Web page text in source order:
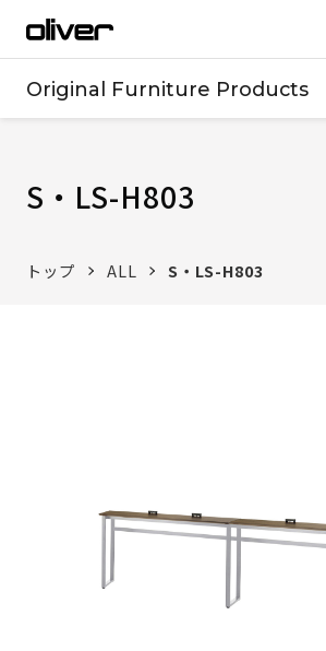
Original Furniture Products
S・LS-H803
トップ ALL S・LS-H803